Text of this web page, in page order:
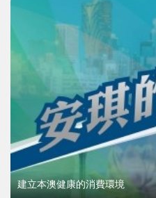
建立本澳健康的消費環境